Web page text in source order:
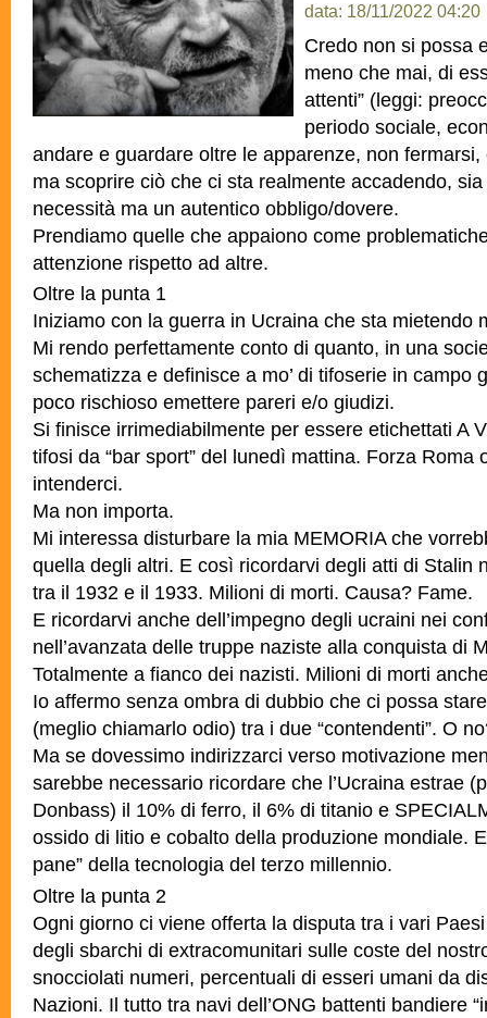
data: 18/11/2022 04:20
Credo non si possa
meno che mai, di
attenti” (leggi:
periodo sociale,
andare e guardare oltre le apparenze, non
ma scoprire ciò che ci sta realmente accadendo,
necessità ma un autentico obbligo/dovere.
Prendiamo quelle che appaiono come
attenzione rispetto ad altre.
Oltre la punta 1
Iniziamo con la guerra in Ucraina che sta mietendo
Mi rendo perfettamente conto di quanto, in una
schematizza e definisce a mo’ di tifoserie in campo
poco rischioso emettere pareri e/o giudizi.
Si finisce irrimediabilmente per essere etichettati A
tifosi da “bar sport” del lunedì mattina. Forza Roma
intenderci.
Ma non importa.
Mi interessa disturbare la mia MEMORIA che
quella degli altri. E così ricordarvi degli atti di Stalin
tra il 1932 e il 1933. Milioni di morti. Causa? Fame.
E ricordarvi anche dell’impegno degli ucraini nei
nell’avanzata delle truppe naziste alla conquista di
Totalmente a fianco dei nazisti. Milioni di morti
Io affermo senza ombra di dubbio che ci possa
(meglio chiamarlo odio) tra i due “contendenti”. O
Ma se dovessimo indirizzarci verso motivazione
sarebbe necessario ricordare che l’Ucraina estrae
Donbass) il 10% di ferro, il 6% di titanio e
ossido di litio e cobalto della produzione mondiale.
pane” della tecnologia del terzo millennio.
Oltre la punta 2
Ogni giorno ci viene offerta la disputa tra i vari
degli sbarchi di extracomunitari sulle coste del
snocciolati numeri, percentuali di esseri umani da
Nazioni. Il tutto tra navi dell’ONG battenti bandiere